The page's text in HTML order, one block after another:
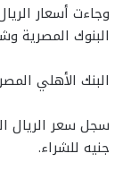
وجاءت أسعار
البنوك المصرية
البنك الأهلي
جنيه للشراء.